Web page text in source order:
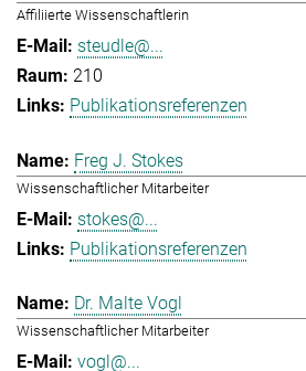
Affiliierte Wissenschaftlerin
steudle@...
210
Publikationsreferenzen
Freg J. Stokes
Wissenschaftlicher Mitarbeiter
stokes@...
Publikationsreferenzen
Dr. Malte Vogl
Wissenschaftlicher Mitarbeiter
vogl@...